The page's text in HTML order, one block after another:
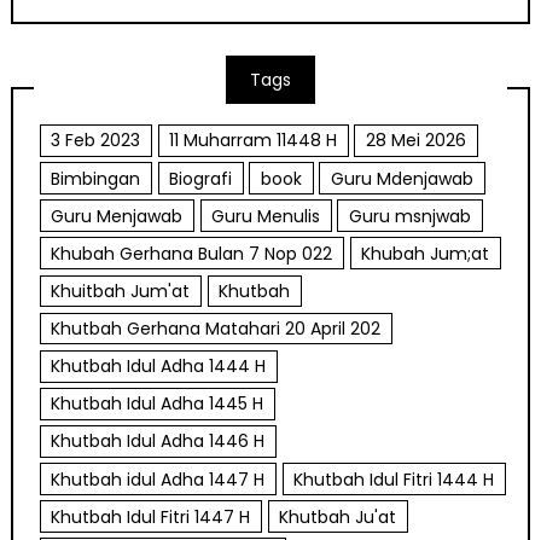
Tags
3 Feb 2023 11 Muharram 11448 H
28 Mei 2026
Bimbingan
Biografi book
Guru Mdenjawab
Guru Menjawab
Guru Menulis
Guru msnjwab
Khubah Gerhana Bulan 7 Nop 022
Khubah Jum;at
Khuitbah Jum'at
Khutbah
Khutbah Gerhana Matahari 20 April 202
Khutbah Idul Adha 1444 H
Khutbah Idul Adha 1445 H
Khutbah Idul Adha 1446 H
Khutbah idul Adha 1447 H
Khutbah Idul Fitri 1444 H
Khutbah Idul Fitri 1447 H
Khutbah Ju'at